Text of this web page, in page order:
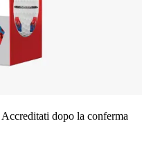
Accreditati dopo la conferma